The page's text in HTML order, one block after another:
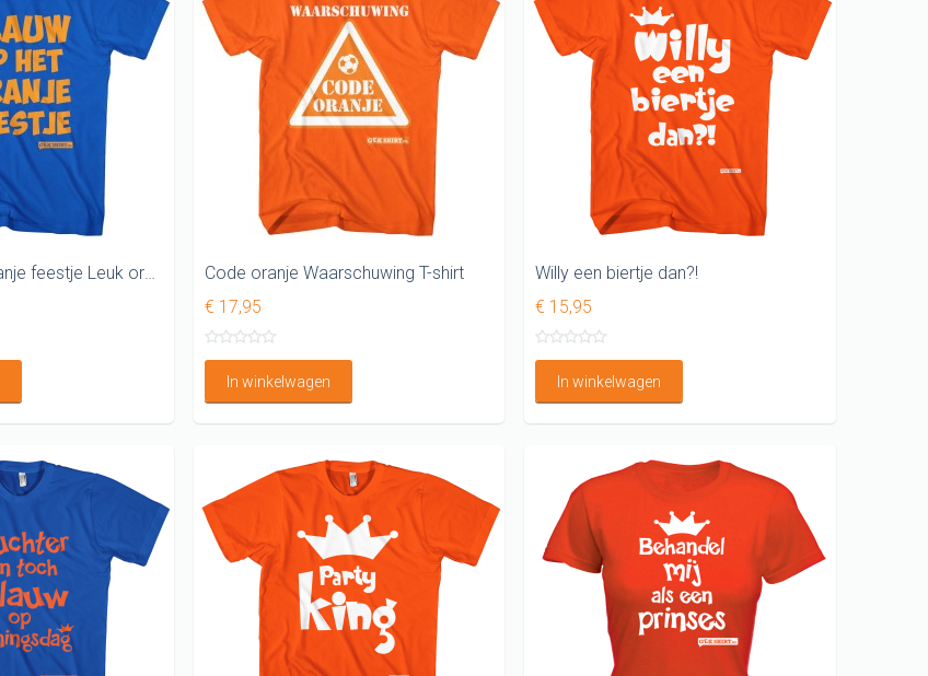
Blauw op het oranje feestje Leuk oranje shirt
Code oranje Waarschuwing T-shirt
€ 17,95
In winkelwagen
Willy een biertje dan?!
€ 15,95
In winkelwagen